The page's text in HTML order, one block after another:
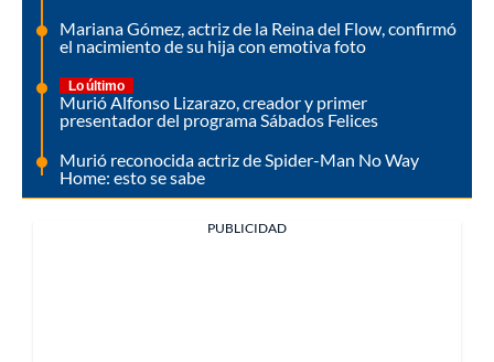
Mariana Gómez, actriz de la Reina del Flow, confirmó
el nacimiento de su hija con emotiva foto
Lo último
Murió Alfonso Lizarazo, creador y primer
presentador del programa Sábados Felices
Murió reconocida actriz de Spider-Man No Way
Home: esto se sabe
PUBLICIDAD